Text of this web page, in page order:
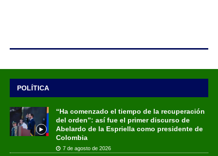
POLÍTICA
“Ha comenzado el tiempo de la recuperación
del orden”: así fue el primer discurso de
Abelardo de la Espriella como presidente de
Colombia
7 de agosto de 2026